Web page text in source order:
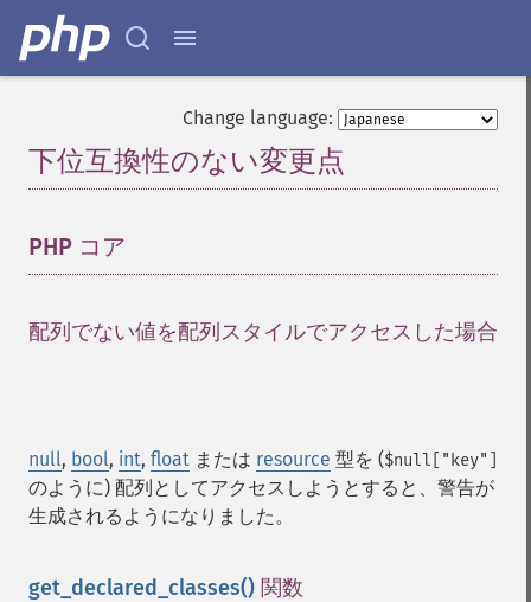
Change language:
下位互換性のない変更点
PHP コア
配列でない値を配列スタイルでアクセスした場合
null, bool, int, float または resource 型を ($null["key"]
のように) 配列としてアクセスしようとすると、警告が
生成されるようになりました。
get_declared_classes() 関数